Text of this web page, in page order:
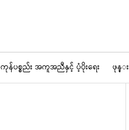
ကုန်ပစ္စည်း အကူအညီနှင့် ပံ့ပိုးရေး ဖုန္း